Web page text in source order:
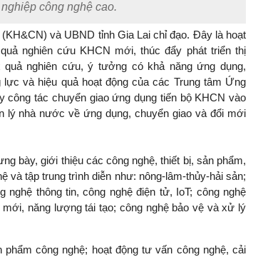
công nghệ cao.
và UBND tỉnh Gia Lai chỉ đạo. Đây là hoạt
nghiên cứu KHCN mới, thúc đẩy phát triển thị
nghiên cứu, ý tưởng có khả năng ứng dụng,
và hiệu quả hoạt động của các Trung tâm Ứng
tác chuyển giao ứng dụng tiến bộ KHCN vào
lý nhà nước về ứng dụng, chuyển giao và đổi mới
bày, giới thiệu các công nghệ, thiết bị, sản phẩm,
và tập trung trình diễn như: nông-lâm-thủy-hải sản;
thông tin, công nghệ điện tử, IoT; công nghệ
năng lượng tái tạo; công nghệ bảo vệ và xử lý
công nghệ; hoạt động tư vấn công nghệ, cải